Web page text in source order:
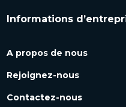
Informations
A propos de nous
Rejoignez-nous
Contactez-nous